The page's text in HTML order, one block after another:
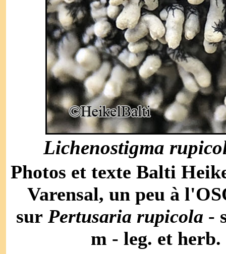
Lichenostigma
Photos et texte Balti
Varensal, un peu à
sur Pertusaria rupicola -
m - leg. et